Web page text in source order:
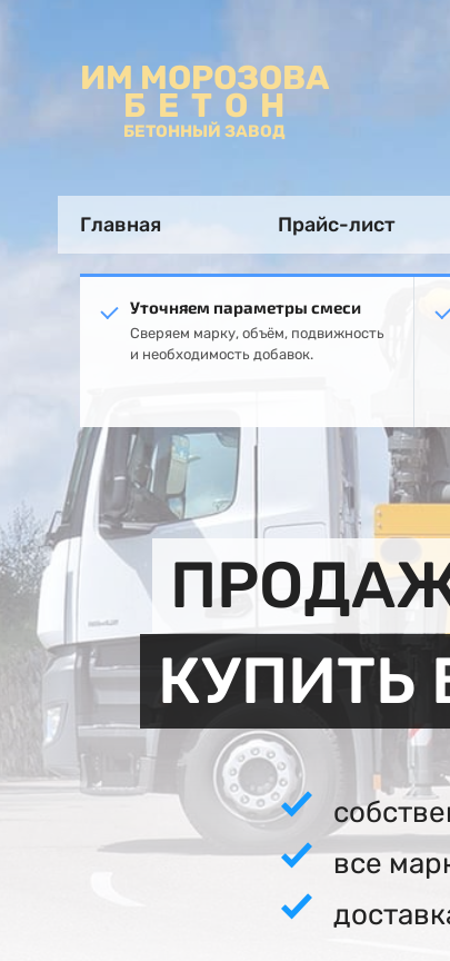
ИМ МОРОЗОВА
БЕТОН
БЕТОННЫЙ ЗАВОД
Главная Прайс-лист
Уточняем параметры смеси
Сверяем марку, объём, подвижность
и необходимость добавок.
КУПИТЬ
все